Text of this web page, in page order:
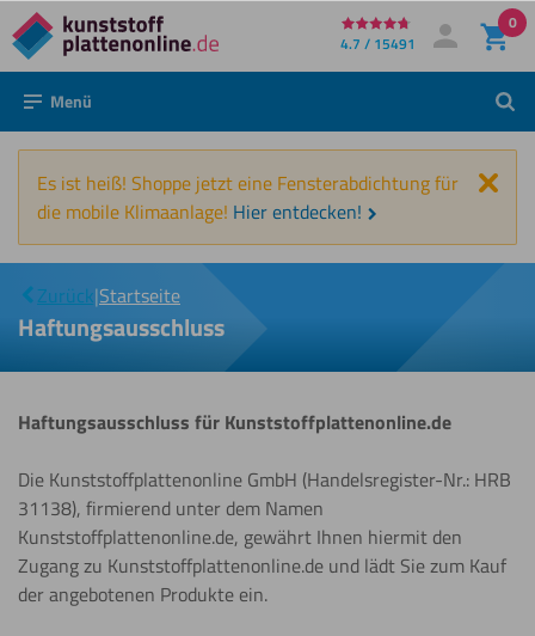
Direkt
zum
Inhalt
4.7 / 15491 Mein Konto
Anmelden
0
Menü
Es ist heiß! Shoppe jetzt eine Fensterabdichtung für
die mobile Klimaanlage! Hier entdecken!
Zurück|Startseite
Haftungsausschluss
Haftungsausschluss
Haftungsausschluss für Kunststoffplattenonline.de
Die Kunststoffplattenonline GmbH (Handelsregister-Nr.: HRB
31138), firmierend unter dem Namen
Kunststoffplattenonline.de, gewährt Ihnen hiermit den
Zugang zu Kunststoffplattenonline.de und lädt Sie zum Kauf
der angebotenen Produkte ein.